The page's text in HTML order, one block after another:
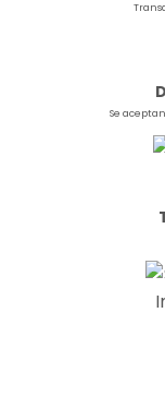
Se